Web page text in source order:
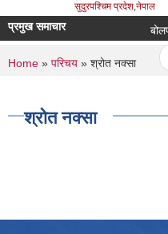
सुदुरपश्चिम प्रदेश,नेपाल
प्रमुख समाचार
You are here
Home » परिचय » श्रोत नक्सा
श्रोत नक्सा